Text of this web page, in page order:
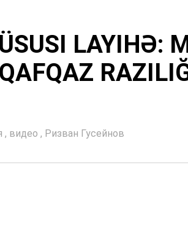
LAYIHƏ:
, видео , Ризван Гусейнов